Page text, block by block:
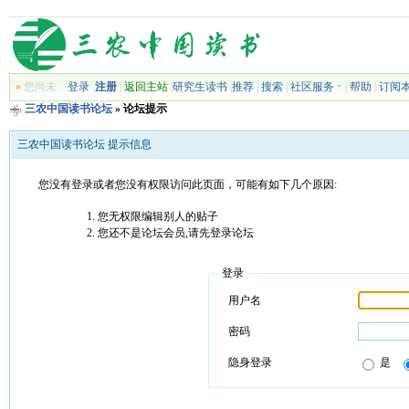
»您尚未 登录 注册| 返回主站| 研究生读书| 推荐| 搜索| 社区服务 帮助
订阅
三农中国读书论坛» 论坛提示
三农中国读书论坛 提示信息
您没有登录或者您没有权限访问此页面，可能有如下几个原因:
您无权限编辑别人的贴子
您还不是论坛会员,请先登录论坛
登录
用户名
密码
隐身登录 是